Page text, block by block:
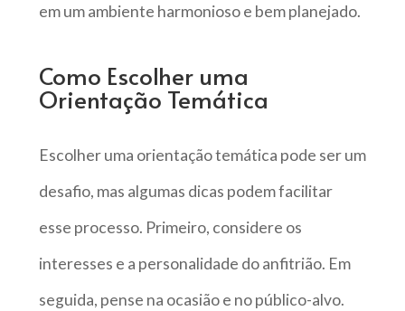
em um ambiente harmonioso e bem planejado.
Como Escolher uma
Orientação Temática
Escolher uma orientação temática pode ser um
desafio, mas algumas dicas podem facilitar
esse processo. Primeiro, considere os
interesses e a personalidade do anfitrião. Em
seguida, pense na ocasião e no público-alvo.